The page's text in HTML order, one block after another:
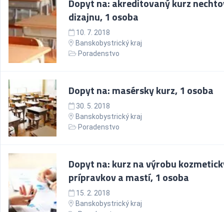
Dopyt na: akreditovaný kurz
dizajnu, 1 osoba
10. 7. 2018
Banskobystrický kraj
Poradenstvo
Dopyt na: masérsky kurz, 1 osoba
30. 5. 2018
Banskobystrický kraj
Poradenstvo
Dopyt na: kurz na výrobu
prípravkov a mastí, 1 osoba
15. 2. 2018
Banskobystrický kraj